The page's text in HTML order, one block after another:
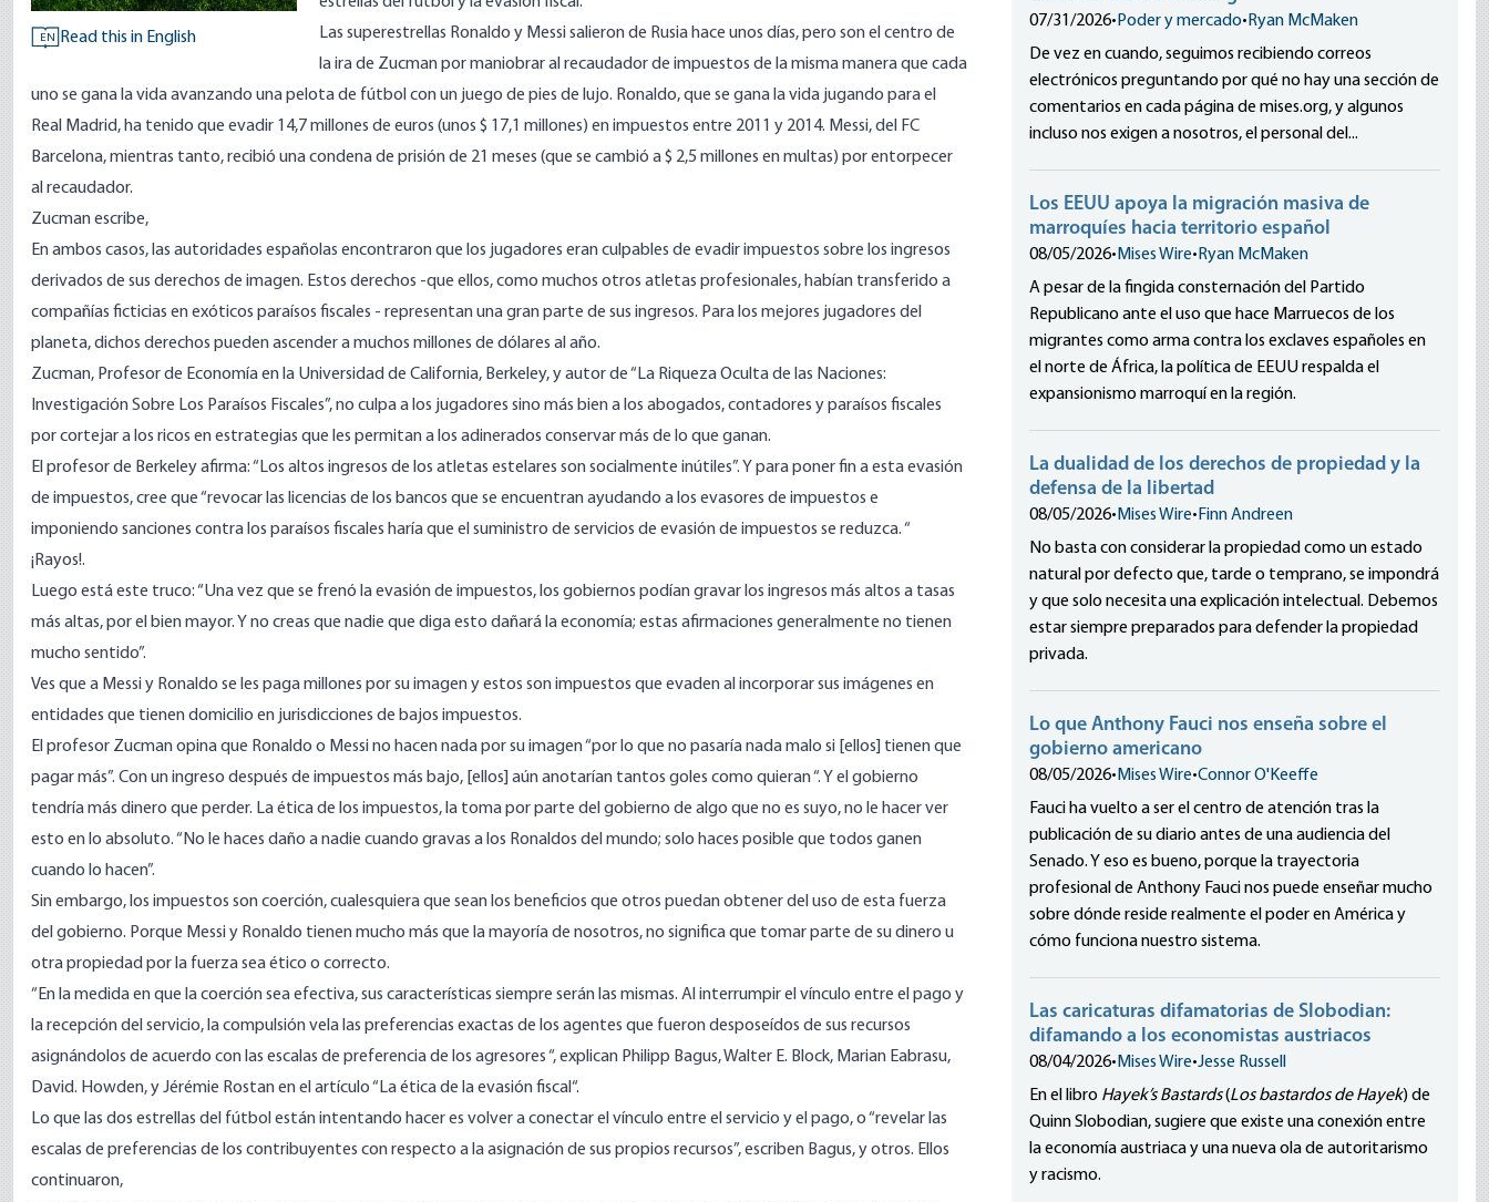
EN Read this in English
Las superestrellas Ronaldo y Messi salieron de Rusia hace unos días, pero son el centro de
la ira de Zucman por maniobrar al recaudador de impuestos de la misma manera que cada
uno se gana la vida avanzando una pelota de fútbol con un juego de pies de lujo. Ronaldo, que se gana la vida jugando para el
Real Madrid, ha tenido que evadir 14,7 millones de euros (unos $ 17,1 millones) en impuestos entre 2011 y 2014. Messi, del FC
Barcelona, ​​mientras tanto,recibió una condena de prisión de 21 meses (que se cambió a $ 2,5 millones en multas) por entorpecer
al recaudador.
Zucman escribe,
En ambos casos, las autoridades españolas encontraron que los jugadores eran culpables de evadir impuestos sobre los ingresos
derivados de sus derechos de imagen. Estos derechos -que ellos, como muchos otros atletas profesionales, habían transferido a
compañías ficticias en exóticos paraísos fiscales - representan una gran parte de sus ingresos. Para los mejores jugadores del
planeta, dichos derechos pueden ascender a muchos millones de dólares al año.
Zucman, Profesor de Economía en la Universidad de California, Berkeley, y autor de “La Riqueza Oculta de las Naciones:
Investigación Sobre Los Paraísos Fiscales”, no culpa a los jugadores sino más bien a los abogados, contadores y paraísos fiscales
por cortejar a los ricos en estrategias que les permitan a los adinerados conservar más de lo que ganan.
El profesor de Berkeley afirma: “Los altos ingresos de los atletas estelares son socialmente inútiles”. Y para poner fin a esta evasión
de impuestos, cree que “revocar las licencias de los bancos que se encuentran ayudando a los evasores de impuestos e
imponiendo sanciones contra los paraísos fiscales haría que el suministro de servicios de evasión de impuestos se reduzca. “
¡Rayos!.
Luego está este truco: “Una vez que se frenó la evasión de impuestos, los gobiernos podían gravar los ingresos más altos a tasas
más altas, por el bien mayor. Y no creas que nadie que diga esto dañará la economía; estas afirmaciones generalmente no tienen
mucho sentido”.
Ves que a Messi y Ronaldo se les paga millones por su imagen y estos son impuestos que evaden al incorporar sus imágenes en
entidades que tienen domicilio en jurisdicciones de bajos impuestos.
El profesor Zucman opina que Ronaldo o Messi no hacen nada por su imagen “por lo que no pasaría nada malo si [ellos] tienen que
pagar más”. Con un ingreso después de impuestos más bajo, [ellos] aún anotarían tantos goles como quieran “. Y el gobierno
tendría más dinero que perder. La ética de los impuestos, la toma por parte del gobierno de algo que no es suyo, no le hacer ver
esto en lo absoluto. “No le haces daño a nadie cuando gravas a los Ronaldos del mundo; solo haces posible que todos ganen
cuando lo hacen”.
Sin embargo, los impuestos son coerción, cualesquiera que sean los beneficios que otros puedan obtener del uso de esta fuerza
del gobierno. Porque Messi y Ronaldo tienen mucho más que la mayoría de nosotros, no significa que tomar parte de su dinero u
otra propiedad por la fuerza sea ético o correcto.
“En la medida en que la coerción sea efectiva, sus características siempre serán las mismas. Al interrumpir el vínculo entre el pago y
la recepción del servicio, la compulsión vela las preferencias exactas de los agentes que fueron desposeídos de sus recursos
asignándolos de acuerdo con las escalas de preferencia de los agresores “, explican Philipp Bagus, Walter E. Block, Marian Eabrasu,
David. Howden, y Jérémie Rostan en el artículo “ La ética de la evasión fiscal“.
Lo que las dos estrellas del fútbol están intentando hacer es volver a conectar el vínculo entre el servicio y el pago, o “revelar las
escalas de preferencias de los contribuyentes con respecto a la asignación de sus propios recursos”, escriben Bagus, y otros. Ellos
continuaron,
07/31/2026• Poder y mercado• Ryan McMaken
De vez en cuando, seguimos recibiendo correos
electrónicos preguntando por qué no hay una sección de
comentarios en cada página de mises.org, y algunos
incluso nos exigen a nosotros, el personal del...
Los EEUU apoya la migración masiva de
marroquíes hacia territorio español
08/05/2026• Mises Wire• Ryan McMaken
A pesar de la fingida consternación del Partido
Republicano ante el uso que hace Marruecos de los
migrantes como arma contra los exclaves españoles en
el norte de África, la política de EEUU respalda el
expansionismo marroquí en la región.
La dualidad de los derechos de propiedad y la
defensa de la libertad
08/05/2026• Mises Wire• Finn Andreen
No basta con considerar la propiedad como un estado
natural por defecto que, tarde o temprano, se impondrá
y que solo necesita una explicación intelectual. Debemos
estar siempre preparados para defender la propiedad
privada.
Lo que Anthony Fauci nos enseña sobre el
gobierno americano
08/05/2026• Mises Wire•Connor O'Keeffe
Fauci ha vuelto a ser el centro de atención tras la
publicación de su diario antes de una audiencia del
Senado. Y eso es bueno, porque la trayectoria
profesional de Anthony Fauci nos puede enseñar mucho
sobre dónde reside realmente el poder en América y
cómo funciona nuestro sistema.
Las caricaturas difamatorias de Slobodian:
difamando a los economistas austriacos
08/04/2026• Mises Wire•Jesse Russell
En el libro Hayek’s Bastards(Los bastardos de Hayek) de
Quinn Slobodian, sugiere que existe una conexión entre
la economía austriaca y una nueva ola de autoritarismo
y racismo.